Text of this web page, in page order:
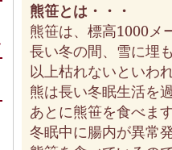
熊笹とは・・・
熊笹は、標高1000メ
長い冬の間、雪に埋
以上枯れないといわ
熊は長い冬眠生活を
あとに熊笹を食べま
冬眠中に腸内が異常